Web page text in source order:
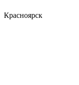
Красноярск